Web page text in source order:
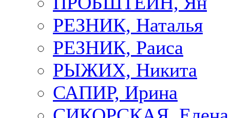
РЕЗНИК, Наталья
РЕЗНИК, Раиса
РЫЖИХ, Никита
САПИР, Ирина